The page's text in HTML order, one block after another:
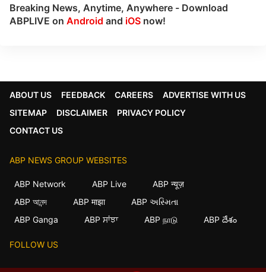
Breaking News, Anytime, Anywhere - Download
ABPLIVE on Android and iOS now!
ABOUT US FEEDBACK CAREERS
ADVERTISE WITH US
SITEMAP
DISCLAIMER
PRIVACY POLICY
CONTACT US
ABP NEWS GROUP WEBSITES
ABP Network ABP Live
ABP न्यूज़
ABP আনন্দ
ABP माझा
ABP અસ્મિતા
ABP Ganga
ABP ਸਾਂਝਾ ABP நாடு ABP దేశం
FOLLOW US